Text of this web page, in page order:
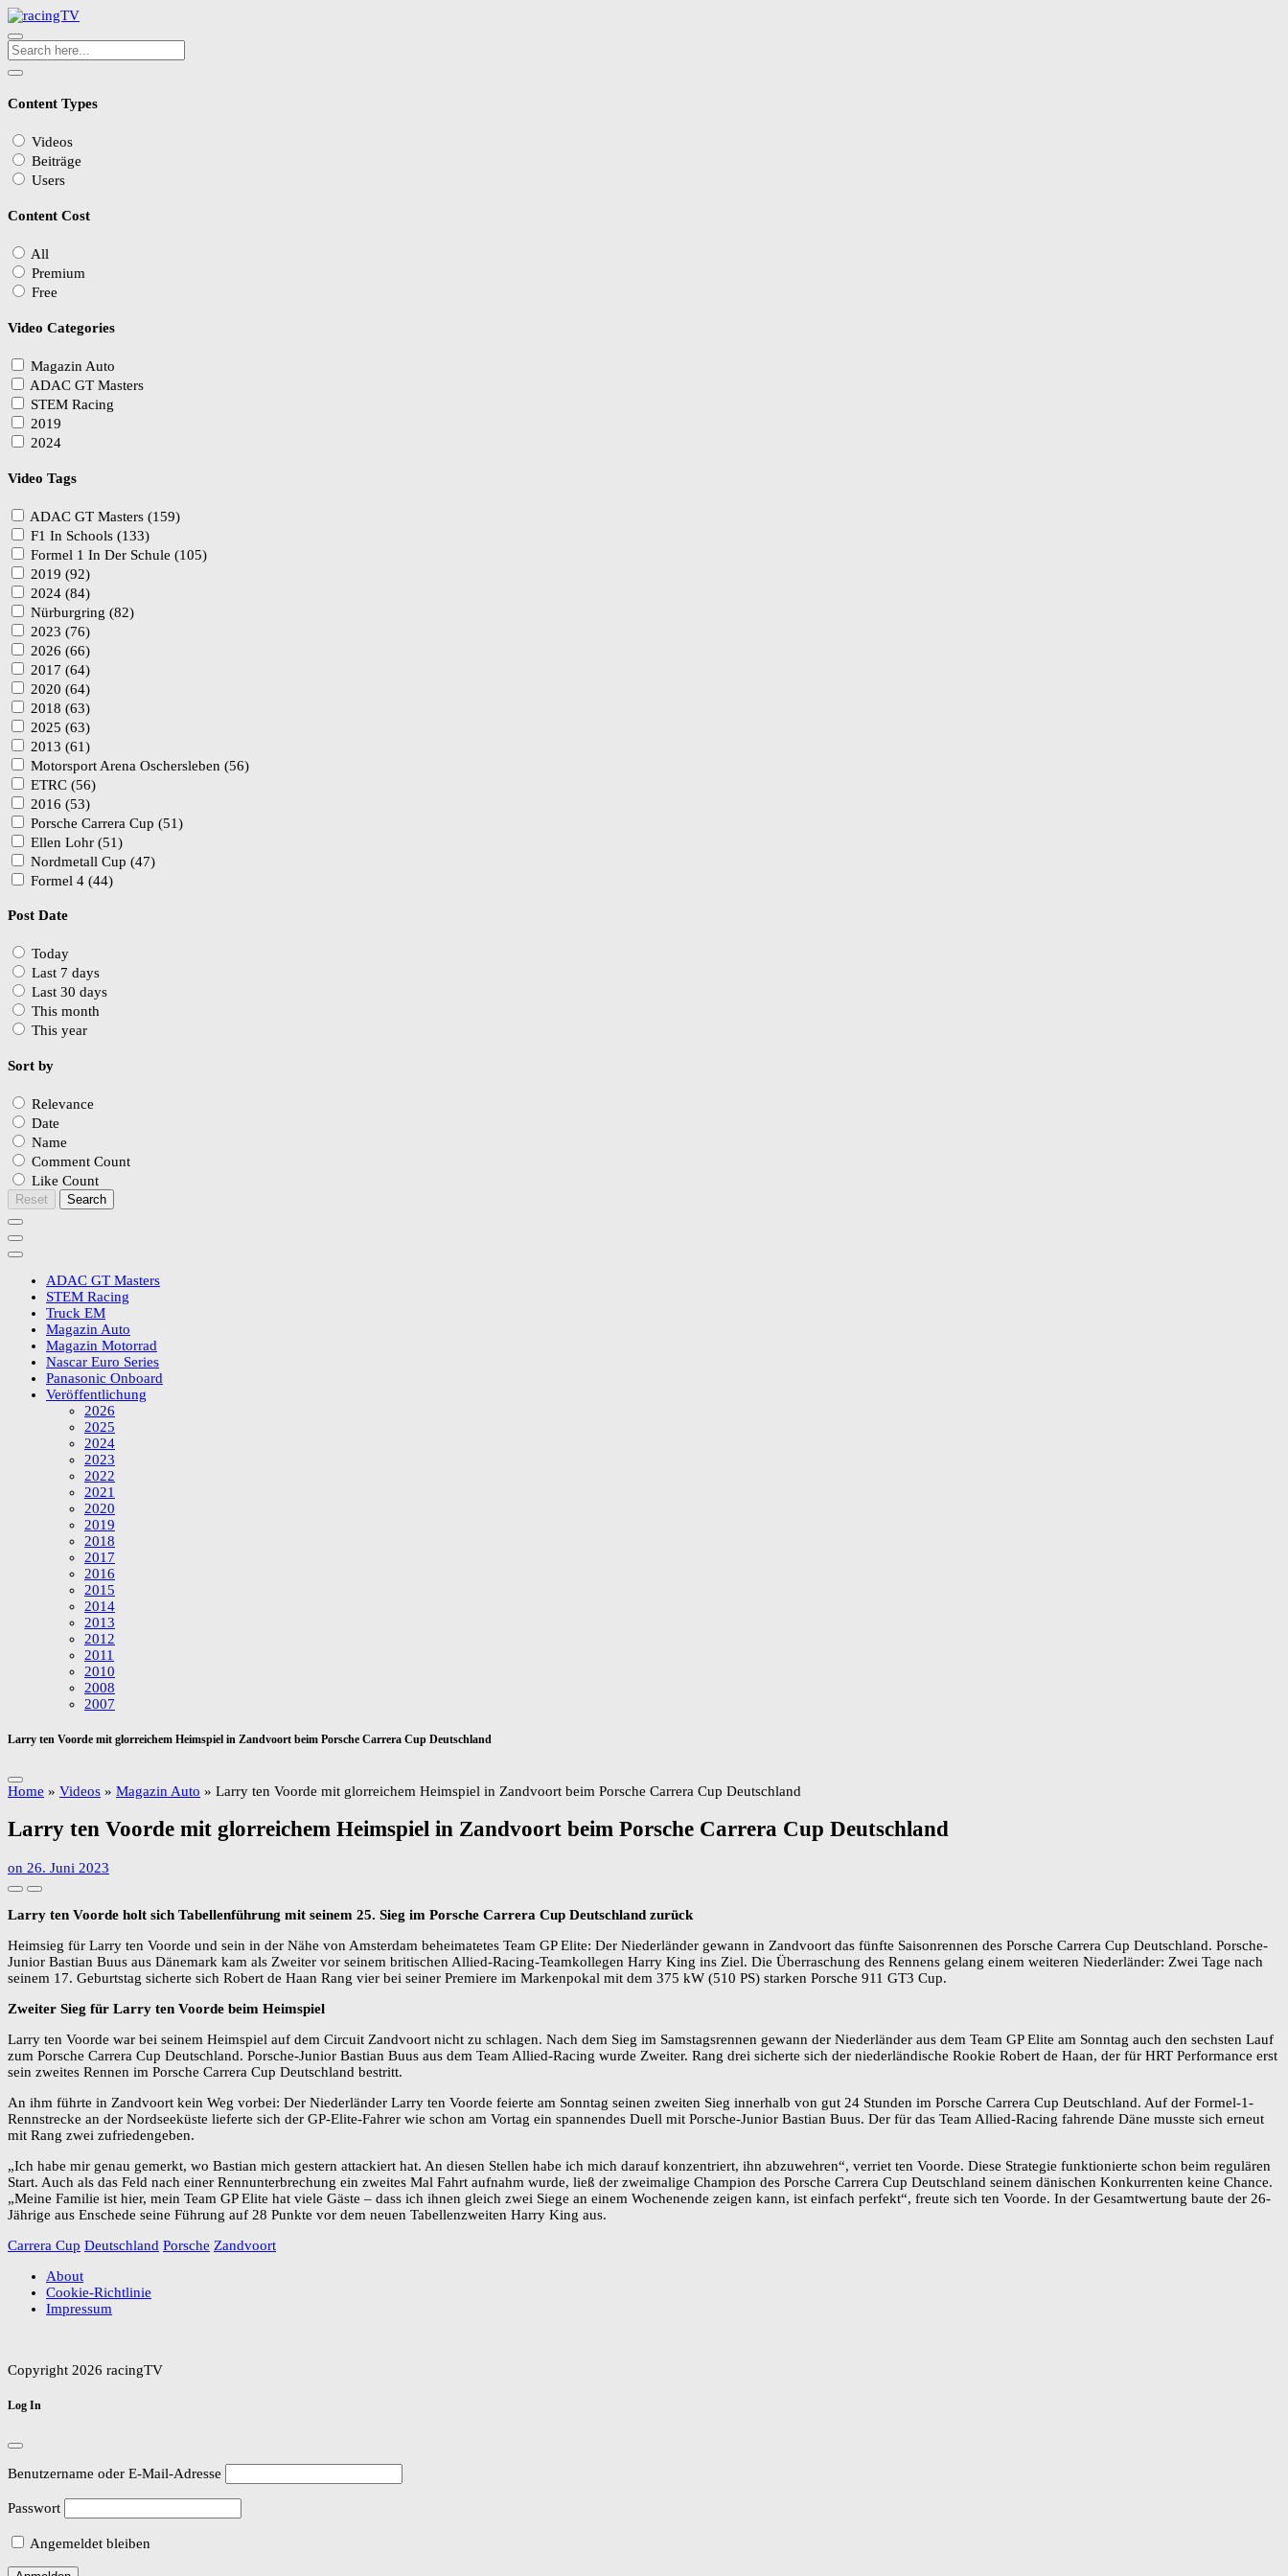
Content Types
Videos
Beiträge
Users
Content Cost
All
Premium
Free
Video Categories
Magazin Auto
ADAC GT Masters
STEM Racing
2019
2024
Video Tags
ADAC GT Masters (159)
F1 In Schools (133)
Formel 1 In Der Schule (105)
2019 (92)
2024 (84)
Nürburgring (82)
2023 (76)
2026 (66)
2017 (64)
2020 (64)
2018 (63)
2025 (63)
2013 (61)
Motorsport Arena Oschersleben (56)
ETRC (56)
2016 (53)
Porsche Carrera Cup (51)
Ellen Lohr (51)
Nordmetall Cup (47)
Formel 4 (44)
Post Date
Today
Last 7 days
Last 30 days
This month
This year
Sort by
Relevance
Date
Name
Comment Count
Like Count
Reset Search
ADAC GT Masters
STEM Racing
Truck EM
Magazin Auto
Magazin Motorrad
Nascar Euro Series
Panasonic Onboard
Veröffentlichung
2026
2025
2024
2023
2022
2021
2020
2019
2018
2017
2016
2015
2014
2013
2012
2011
2010
2008
2007
Larry ten Voorde mit glorreichem Heimspiel in Zandvoort beim Porsche Carrera Cup Deutschland
Home » Videos » Magazin Auto » Larry ten Voorde mit glorreichem Heimspiel in Zandvoort beim Porsche Carrera Cup Deutschland
Larry ten Voorde mit glorreichem Heimspiel in Zandvoort beim Porsche Carrera Cup Deutschland
on 26. Juni 2023
Larry ten Voorde holt sich Tabellenführung mit seinem 25. Sieg im Porsche Carrera Cup Deutschland zurück
Heimsieg für Larry ten Voorde und sein in der Nähe von Amsterdam beheimatetes Team GP Elite: Der Niederländer gewann in Zandvoort das fünfte Saisonrennen des Porsche Carrera Cup Deutschland. Porsche-
Junior Bastian Buus aus Dänemark kam als Zweiter vor seinem britischen Allied-Racing-Teamkollegen Harry King ins Ziel. Die Überraschung des Rennens gelang einem weiteren Niederländer: Zwei Tage nach
seinem 17. Geburtstag sicherte sich Robert de Haan Rang vier bei seiner Premiere im Markenpokal mit dem 375 kW (510 PS) starken Porsche 911 GT3 Cup.
Zweiter Sieg für Larry ten Voorde beim Heimspiel
Larry ten Voorde war bei seinem Heimspiel auf dem Circuit Zandvoort nicht zu schlagen. Nach dem Sieg im Samstagsrennen gewann der Niederländer aus dem Team GP Elite am Sonntag auch den sechsten Lauf
zum Porsche Carrera Cup Deutschland. Porsche-Junior Bastian Buus aus dem Team Allied-Racing wurde Zweiter. Rang drei sicherte sich der niederländische Rookie Robert de Haan, der für HRT Performance erst
sein zweites Rennen im Porsche Carrera Cup Deutschland bestritt.
An ihm führte in Zandvoort kein Weg vorbei: Der Niederländer Larry ten Voorde feierte am Sonntag seinen zweiten Sieg innerhalb von gut 24 Stunden im Porsche Carrera Cup Deutschland. Auf der Formel-1-
Rennstrecke an der Nordseeküste lieferte sich der GP-Elite-Fahrer wie schon am Vortag ein spannendes Duell mit Porsche-Junior Bastian Buus. Der für das Team Allied-Racing fahrende Däne musste sich erneut
mit Rang zwei zufriedengeben.
„Ich habe mir genau gemerkt, wo Bastian mich gestern attackiert hat. An diesen Stellen habe ich mich darauf konzentriert, ihn abzuwehren“, verriet ten Voorde. Diese Strategie funktionierte schon beim regulären
Start. Auch als das Feld nach einer Rennunterbrechung ein zweites Mal Fahrt aufnahm wurde, ließ der zweimalige Champion des Porsche Carrera Cup Deutschland seinem dänischen Konkurrenten keine Chance.
„Meine Familie ist hier, mein Team GP Elite hat viele Gäste – dass ich ihnen gleich zwei Siege an einem Wochenende zeigen kann, ist einfach perfekt“, freute sich ten Voorde. In der Gesamtwertung baute der 26-
Jährige aus Enschede seine Führung auf 28 Punkte vor dem neuen Tabellenzweiten Harry King aus.
Carrera Cup Deutschland Porsche Zandvoort
About
Cookie-Richtlinie
Impressum
Copyright 2026 racingTV
Log In
Benutzername oder E-Mail-Adresse
Passwort
Angemeldet bleiben